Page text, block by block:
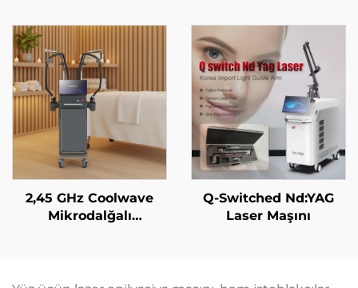
bədənin
formalaşdırılması, son
yaş HIFU maşını
2,45 GHz Coolwave
Mikrodalğalı
Q-Switched Nd:YAG
Laser Maşını